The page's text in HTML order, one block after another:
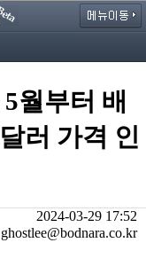
월부터 배
러 가격 인
2024-03-29 17:52